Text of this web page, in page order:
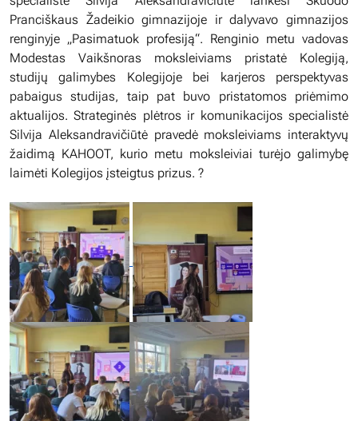
Pranciškaus Žadeikio gimnazijoje ir dalyvavo gimnazijos
renginyje „Pasimatuok profesiją“. Renginio metu vadovas
Modestas Vaikšnoras moksleiviams pristatė Kolegiją,
studijų galimybes Kolegijoje bei karjeros perspektyvas
pabaigus studijas, taip pat buvo pristatomos priėmimo
aktualijos. Strateginės plėtros ir komunikacijos specialistė
Silvija Aleksandravičiūtė pravedė moksleiviams interaktyvų
žaidimą KAHOOT, kurio metu moksleiviai turėjo galimybę
laimėti Kolegijos įsteigtus prizus. ?